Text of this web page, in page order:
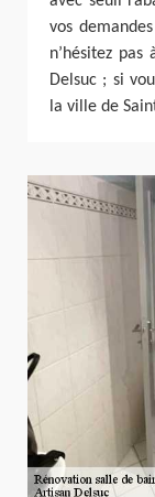
vos
n’hésitez
Delsuc ; si
la ville de